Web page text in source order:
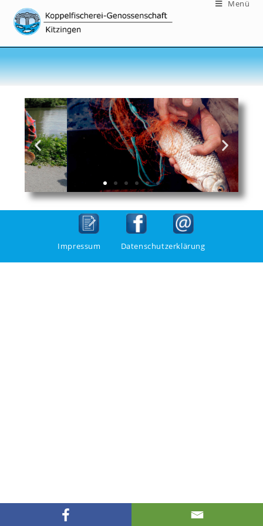
Menü
Impressum Datenschutzerklärung